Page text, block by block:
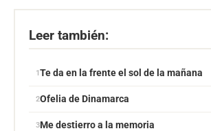
Leer también:
Te da en la frente el sol de la mañana
Ofelia de Dinamarca
Me destierro a la memoria